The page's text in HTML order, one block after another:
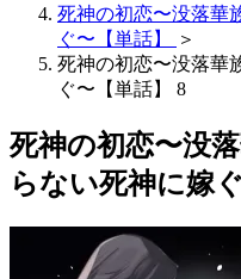
死神の初恋〜没落華
ぐ〜【単話】
＞
死神の初恋〜没落華
ぐ〜【単話】 8
死神の初恋〜没
らない死神に嫁